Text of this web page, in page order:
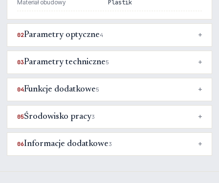
Materiał obudowy Plastik
02Parametry optyczne4
03Parametry techniczne5
04Funkcje dodatkowe5
05Środowisko pracy3
06Informacje dodatkowe3